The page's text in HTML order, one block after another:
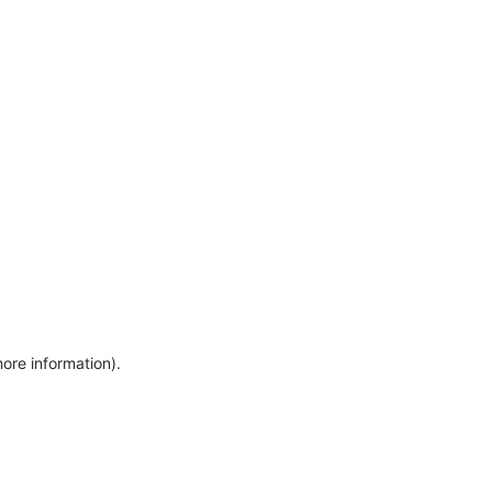
information).